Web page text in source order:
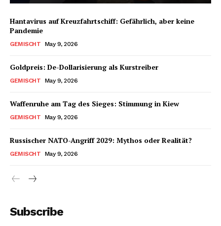
Hantavirus auf Kreuzfahrtschiff: Gefährlich, aber keine
Pandemie
GEMISCHT May 9, 2026
Goldpreis: De-Dollarisierung als Kurstreiber
GEMISCHT May 9, 2026
Waffenruhe am Tag des Sieges: Stimmung in Kiew
GEMISCHT May 9, 2026
Russischer NATO-Angriff 2029: Mythos oder Realität?
GEMISCHT May 9, 2026
Subscribe